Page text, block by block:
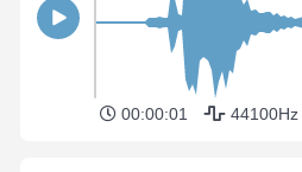
00:00:01 44100Hz